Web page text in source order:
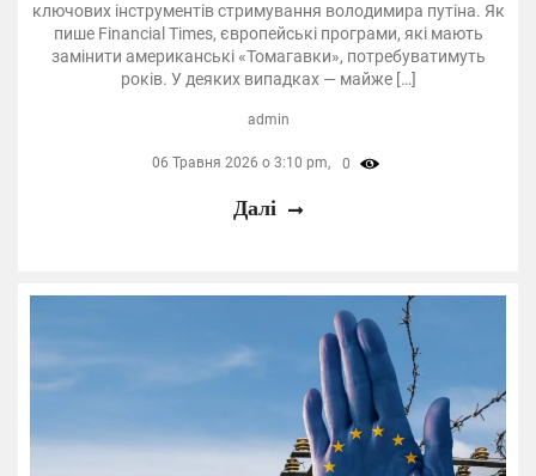
ключових інструментів стримування володимира путіна. Як
пише Financial Times, європейські програми, які мають
замінити американські «Томагавки», потребуватимуть
років. У деяких випадках — майже […]
admin
06 Травня 2026 о 3:10 pm, 0
Далі